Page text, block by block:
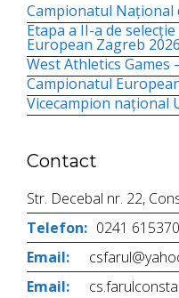
Campionatul Național
Etapa a II-a de
European Zagreb
West Athletics Games
Campionatul
Vicecampion național
Contact
Str. Decebal nr. 22,
Telefon: 0241 615370
Email:
Email: